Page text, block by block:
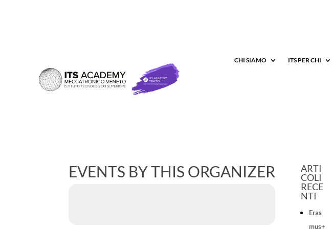
CHI SIAMO ITS PER CHI
EVENTS BY THIS ORGANIZER
ARTI
COLI
RECE
NTI
Eras
mus+